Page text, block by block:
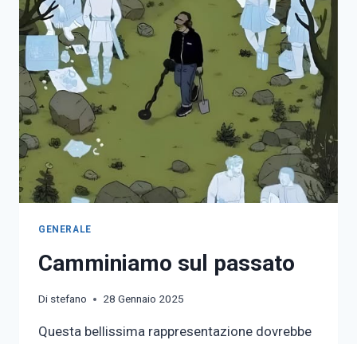
GENERALE
Camminiamo sul passato
Di stefano 28 Gennaio 2025
Questa bellissima rappresentazione dovrebbe